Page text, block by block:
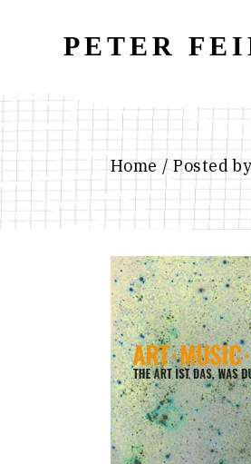
PETER
Home Posted